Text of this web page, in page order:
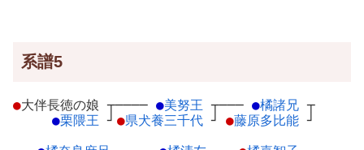
系譜5
●大伴長徳の娘 ┬
●栗隈王 ┘
──── ●美努王 ┬
●県犬養三千代 ┘
─── ●橘諸兄 ┬
●藤原多比能 ┘